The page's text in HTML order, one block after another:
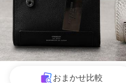
おまかせ比較